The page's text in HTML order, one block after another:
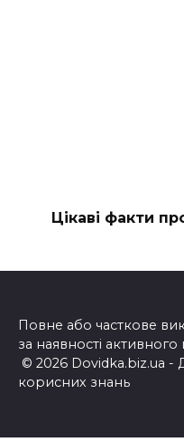
Цікаві факти
Повне або часткове
за наявності
© 2026 Dovidka.biz.ua -
корисних знань